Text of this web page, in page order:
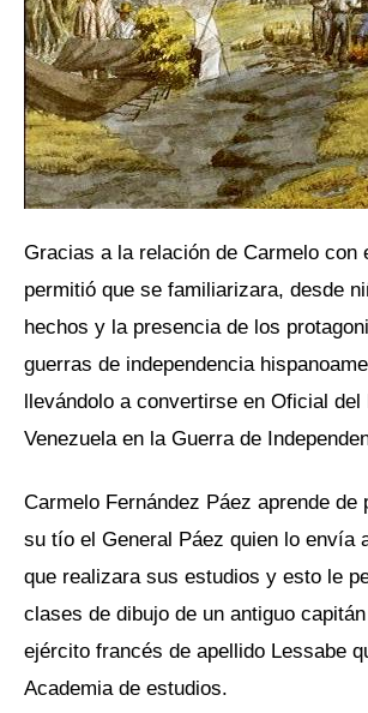
Gracias a la relación de Carmelo con
permitió que se familiarizara, desde
hechos y la presencia de los
guerras de independencia
llevándolo a convertirse en Oficial del
Venezuela en la Guerra de
Carmelo Fernández Páez aprende de
su tío el General Páez quien lo envía
que realizara sus estudios y esto le
clases de dibujo de un antiguo
ejército francés de apellido Lessabe
Academia de estudios.